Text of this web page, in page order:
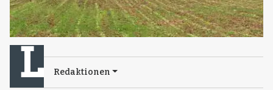
Redaktionen